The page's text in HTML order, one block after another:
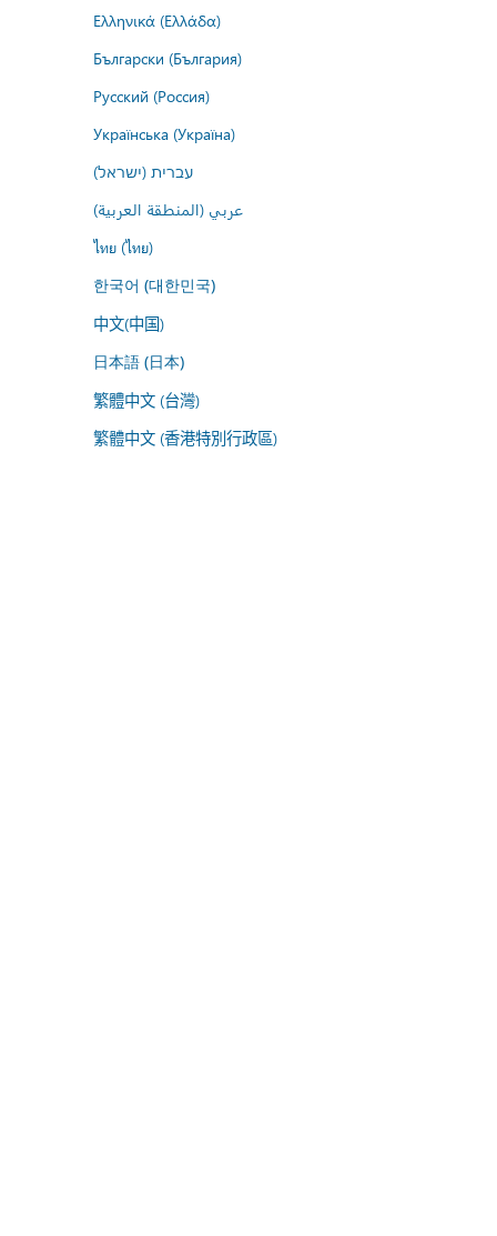
Ελληνικά (Ελλάδα)
Български (България)
Русский (Россия)
Українська (Україна)
עברית (ישראל)
عربي (المنطقة العربية)
ไทย (ไทย)
한국어 (대한민국)
中文(中国)
日本語 (日本)
繁體中文 (台灣)
繁體中文 (香港特別行政區)